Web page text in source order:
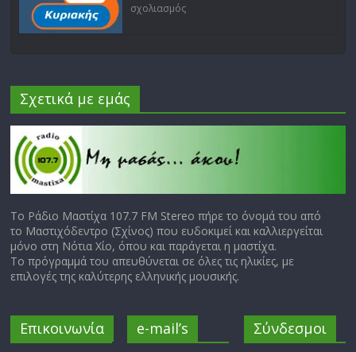
σχολιασμός
Σχετικά με εμάς
Το Ράδιο Μαστίχα 107.7 FM Stereo πήρε το όνομά του από
το Μαστιχόδεντρο (Σχίνος) που ευδοκιμεί και καλλιεργείται
μόνο στη Νότια Χίο, όπου και παράγεται η μαστίχα.
Το πρόγραμμά του απευθύνεται σε όλες τις ηλικίες, με
επιλογές της καλύτερης ελληνικής μουσικής.
Επικοινωνία e-mail’s Σύνδεσμοι